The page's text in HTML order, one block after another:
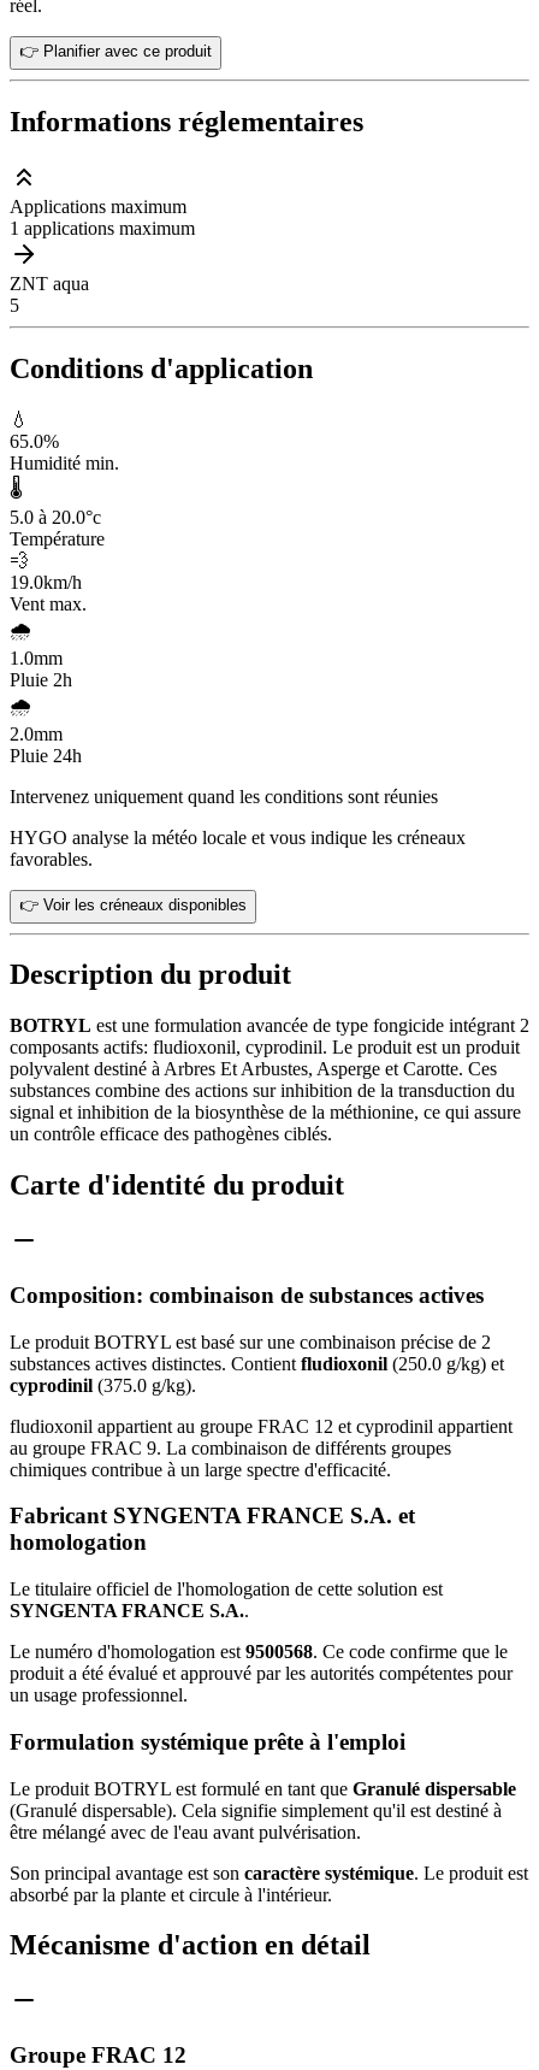
réel.
👉 Planifier avec ce produit
Informations réglementaires
Applications maximum
1 applications maximum
ZNT aqua
5
Conditions d'application
💧
65.0%
Humidité min.
🌡️
5.0 à 20.0°c
Température
💨
19.0km/h
Vent max.
🌧️
1.0mm
Pluie 2h
🌧️
2.0mm
Pluie 24h
Intervenez uniquement quand les conditions sont réunies
HYGO analyse la météo locale et vous indique les créneaux
favorables.
👉 Voir les créneaux disponibles
Description du produit
BOTRYL est une formulation avancée de type fongicide intégrant 2
composants actifs: fludioxonil, cyprodinil. Le produit est un produit
polyvalent destiné à Arbres Et Arbustes, Asperge et Carotte. Ces
substances combine des actions sur inhibition de la transduction du
signal et inhibition de la biosynthèse de la méthionine, ce qui assure
un contrôle efficace des pathogènes ciblés.
Carte d'identité du produit
Composition: combinaison de substances actives
Le produit BOTRYL est basé sur une combinaison précise de 2
substances actives distinctes. Contient fludioxonil (250.0 g/kg) et
cyprodinil (375.0 g/kg).
fludioxonil appartient au groupe FRAC 12 et cyprodinil appartient
au groupe FRAC 9. La combinaison de différents groupes
chimiques contribue à un large spectre d'efficacité.
Fabricant SYNGENTA FRANCE S.A. et
homologation
Le titulaire officiel de l'homologation de cette solution est
SYNGENTA FRANCE S.A..
Le numéro d'homologation est 9500568. Ce code confirme que le
produit a été évalué et approuvé par les autorités compétentes pour
un usage professionnel.
Formulation systémique prête à l'emploi
Le produit BOTRYL est formulé en tant que Granulé dispersable
(Granulé dispersable). Cela signifie simplement qu'il est destiné à
être mélangé avec de l'eau avant pulvérisation.
Son principal avantage est son caractère systémique. Le produit est
absorbé par la plante et circule à l'intérieur.
Mécanisme d'action en détail
Groupe FRAC 12